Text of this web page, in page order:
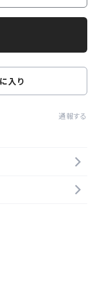
入り
通報する